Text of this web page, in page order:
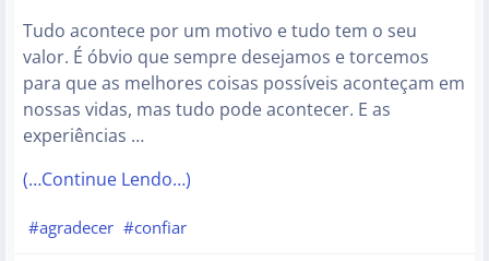
Tudo acontece por um motivo e tudo tem o seu
valor. É óbvio que sempre desejamos e torcemos
para que as melhores coisas possíveis aconteçam em
nossas vidas, mas tudo pode acontecer. E as
experiências …
(…Continue Lendo…)
#agradecer #confiar